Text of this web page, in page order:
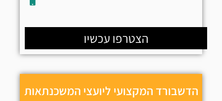
הדשבורד המקצועי ליועצי המשכנתאות
הצטרפו עכשיו